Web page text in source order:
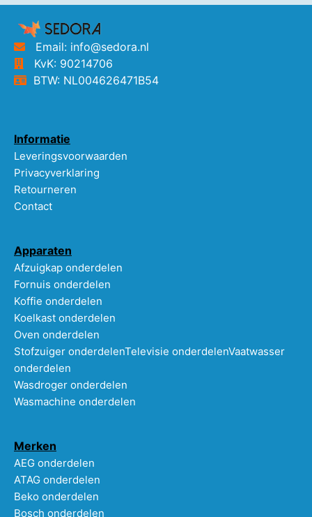
Email: info@sedora.nl
KvK: 90214706
BTW: NL004626471B54
Informatie
Leveringsvoorwaarden
Privacyverklaring
Retourneren
Contact
Apparaten
Afzuigkap onderdelen
Fornuis onderdelen
Koffie onderdelen
Koelkast onderdelen
Oven onderdelen
Stofzuiger onderdelenTelevisie onderdelenVaatwasser
onderdelen
Wasdroger onderdelen
Wasmachine onderdelen
Merken
AEG onderdelen
ATAG onderdelen
Beko onderdelen
Bosch onderdelen